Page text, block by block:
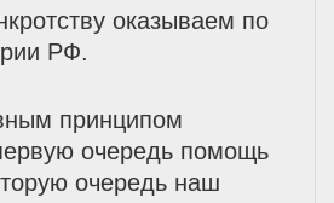
оказываем по
РФ.
принципом
очередь помощь
очередь наш